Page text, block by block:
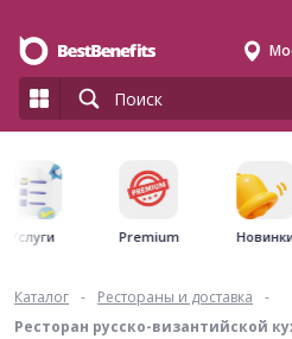
Услуги Premium
Каталог - Рестораны и доставка
-
Ресторан русско-византийской